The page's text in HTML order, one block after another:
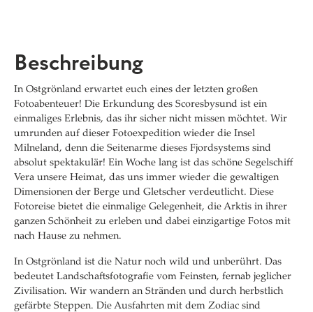
Beschreibung
In Ostgrönland erwartet euch eines der letzten großen
Fotoabenteuer! Die Erkundung des Scoresbysund ist ein
einmaliges Erlebnis, das ihr sicher nicht missen möchtet. Wir
umrunden auf dieser Fotoexpedition wieder die Insel
Milneland, denn die Seitenarme dieses Fjordsystems sind
absolut spektakulär! Ein Woche lang ist das schöne Segelschiff
Vera unsere Heimat, das uns immer wieder die gewaltigen
Dimensionen der Berge und Gletscher verdeutlicht. Diese
Fotoreise bietet die einmalige Gelegenheit, die Arktis in ihrer
ganzen Schönheit zu erleben und dabei einzigartige Fotos mit
nach Hause zu nehmen.
In Ostgrönland ist die Natur noch wild und unberührt. Das
bedeutet Landschaftsfotografie vom Feinsten, fernab jeglicher
Zivilisation. Wir wandern an Stränden und durch herbstlich
gefärbte Steppen. Die Ausfahrten mit dem Zodiac sind